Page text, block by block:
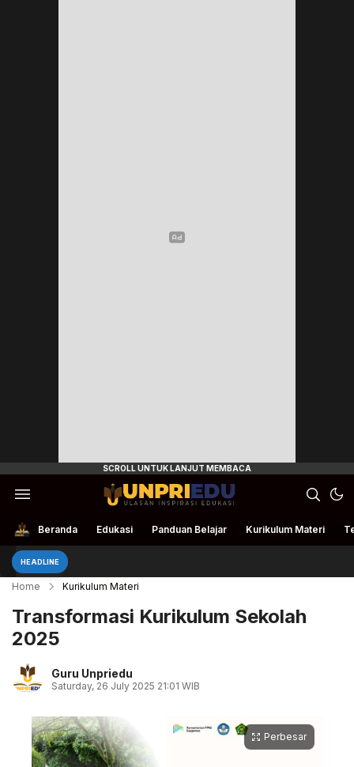
UnpriEdu
Ulasan Inspirasi Edukasi
Beranda Edukasi Panduan Belajar Kurikulum Materi
HEADLINE
Home Kurikulum Materi
Transformasi Kurikulum Sekolah
2025
Guru Unpriedu
Saturday, 26 July 2025 21:01 WIB
Perbesar